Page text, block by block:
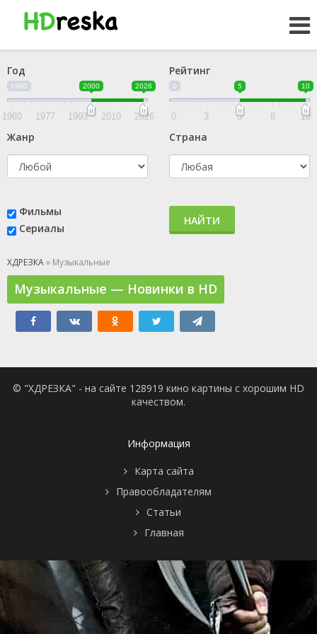
Год
1960 2000 2026
1960 1977 1993 2010 2026
Рейтинг
0 5 10
0 3 5 8 10
Жанр Страна
Фильмы
Сериалы
НАЙТИ
ХДРЕЗКА» Музыкальные
Музыкальные — Новинки в HD
© "ХДРЕЗКА" - на сайте 128919 кино картины с хорошим HD
качеством.
Информация
Карта сайта
Правообладателям
Статьи
Главная